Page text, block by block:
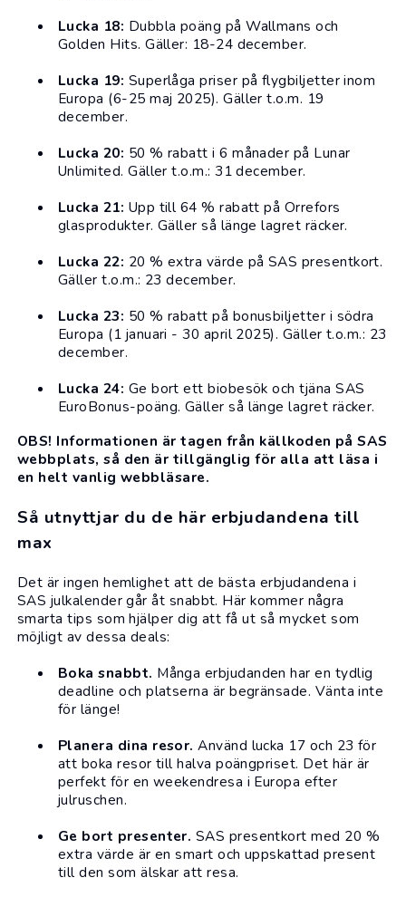
Lucka 18: Dubbla poäng på Wallmans och
Golden Hits. Gäller: 18-24 december.
Lucka 19: Superlåga priser på flygbiljetter inom
Europa (6-25 maj 2025). Gäller t.o.m. 19
december.
Lucka 20: 50 % rabatt i 6 månader på Lunar
Unlimited. Gäller t.o.m.: 31 december.
Lucka 21: Upp till 64 % rabatt på Orrefors
glasprodukter. Gäller så länge lagret räcker.
Lucka 22: 20 % extra värde på SAS presentkort.
Gäller t.o.m.: 23 december.
Lucka 23: 50 % rabatt på bonusbiljetter i södra
Europa (1 januari - 30 april 2025). Gäller t.o.m.: 23
december.
Lucka 24: Ge bort ettbiobesök och tjänaSAS
EuroBonus-poäng. Gäller så länge lagret räcker.
OBS! Informationen är tagen från källkoden på SAS
webbplats, så den är tillgänglig för alla att läsa i
en helt vanlig webbläsare.
Så utnyttjar du de här erbjudandena till
max
Det är ingen hemlighet att de bästa erbjudandena i
SAS julkalender går åt snabbt. Här kommer några
smarta tips som hjälper dig att få ut så mycket som
möjligt av dessa deals:
Boka snabbt. Många erbjudanden har en tydlig
deadline och platserna är begränsade. Vänta inte
för länge!
Planera dina resor. Använd lucka 17 och 23 för
att bokaresor till halva poängpriset. Det här är
perfekt för en weekendresa i Europa efter
julruschen.
Ge bort presenter. SAS presentkort med 20 %
extra värde är en smart och uppskattad present
till den som älskar att resa.